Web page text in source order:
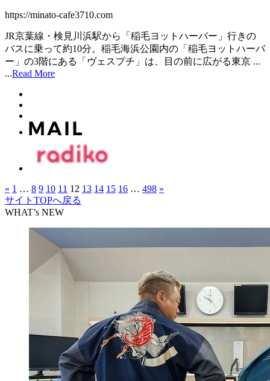
https://minato-cafe3710.com
JR京葉線・検見川浜駅から「稲毛ヨットハーバー」行きの
バスに乗って約10分。稲毛海浜公園内の「稲毛ヨットハーバ
ー」の3階にある「ヴェスプチ」は、目の前に広がる東京 ...
...Read More
« 1 … 8 9 10 11 12 13 14 15 16 … 498 »
サイトTOPへ戻る
WHAT’s NEW